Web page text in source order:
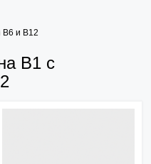
В6 и В12
В1 с